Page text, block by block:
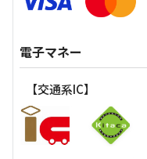
電子マネー
【交通系IC】